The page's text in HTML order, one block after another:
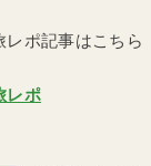
レポ記事はこちら
レポ